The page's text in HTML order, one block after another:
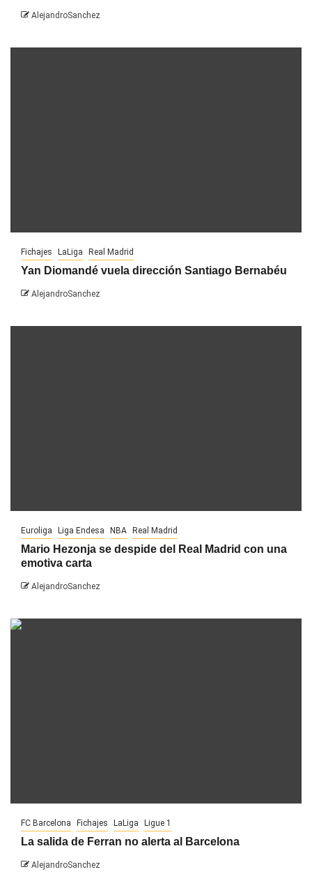
AlejandroSanchez
Fichajes LaLiga Real Madrid
Yan Diomandé vuela dirección Santiago Bernabéu
AlejandroSanchez
Euroliga Liga Endesa NBA Real Madrid
Mario Hezonja se despide del Real Madrid con una
emotiva carta
AlejandroSanchez
FC Barcelona Fichajes LaLiga Ligue 1
La salida de Ferran no alerta al Barcelona
AlejandroSanchez